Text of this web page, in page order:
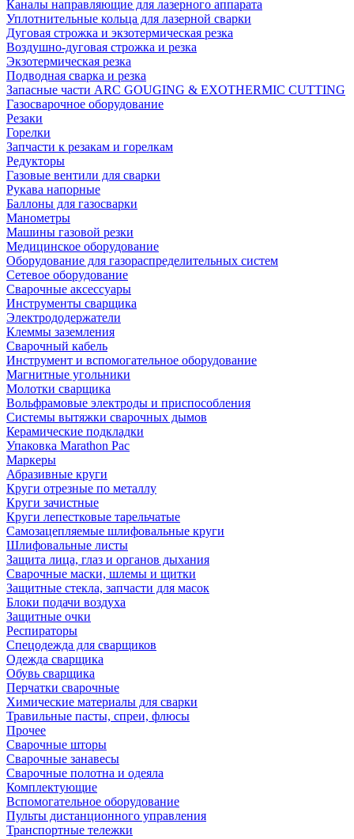
Каналы направляющие для лазерного аппарата
Уплотнительные кольца для лазерной сварки
Дуговая строжка и экзотермическая резка
Воздушно-дуговая строжка и резка
Экзотермическая резка
Подводная сварка и резка
Запасные части ARC GOUGING & EXOTHERMIC CUTTING
Газосварочное оборудование
Резаки
Горелки
Запчасти к резакам и горелкам
Редукторы
Газовые вентили для сварки
Рукава напорные
Баллоны для газосварки
Манометры
Машины газовой резки
Медицинское оборудование
Оборудование для газораспределительных систем
Сетевое оборудование
Сварочные аксессуары
Инструменты сварщика
Электрододержатели
Клеммы заземления
Сварочный кабель
Инструмент и вспомогательное оборудование
Магнитные угольники
Молотки сварщика
Вольфрамовые электроды и приспособления
Системы вытяжки сварочных дымов
Керамические подкладки
Упаковка Marathon Pac
Маркеры
Абразивные круги
Круги отрезные по металлу
Круги зачистные
Круги лепестковые тарельчатые
Самозацепляемые шлифовальные круги
Шлифовальные листы
Защита лица, глаз и органов дыхания
Сварочные маски, шлемы и щитки
Защитные стекла, запчасти для масок
Блоки подачи воздуха
Защитные очки
Респираторы
Спецодежда для сварщиков
Одежда сварщика
Обувь сварщика
Перчатки сварочные
Химические материалы для сварки
Травильные пасты, спреи, флюсы
Прочее
Сварочные шторы
Сварочные занавесы
Сварочные полотна и одеяла
Комплектующие
Вспомогательное оборудование
Пульты дистанционного управления
Транспортные тележки